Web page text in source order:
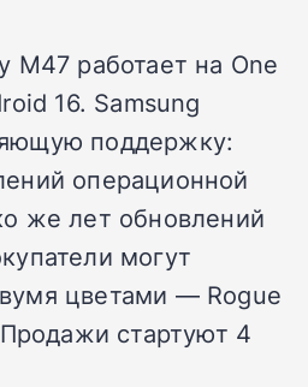
M47 работает на One
16. Samsung
поддержку:
операционной
же лет обновлений
могут
цветами — Rogue
стартуют 4